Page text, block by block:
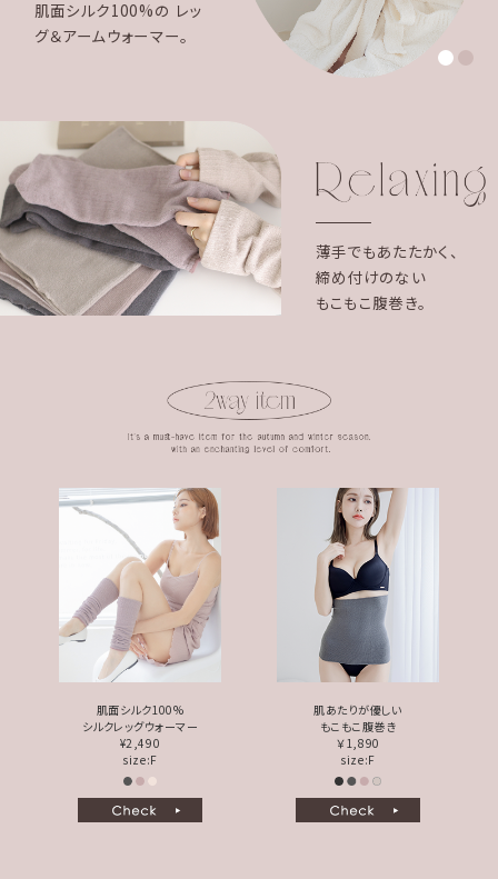
肌面シルク100%の レッ
グ＆アームウォーマー。
薄手でもあたたかく、
締め付けのない
もこもこ腹巻き。
肌面シルク100%
シルクレッグウォーマー
¥2,490
size:F
肌あたりが優しい
もこもこ腹巻き
￥1,890
size:F